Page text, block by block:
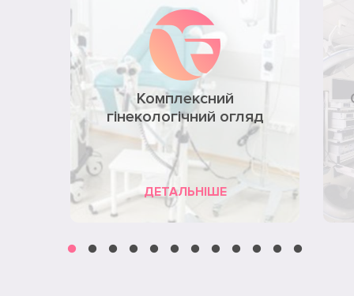
Комплексний
гінекологічний огляд
ДЕТАЛЬНІШЕ